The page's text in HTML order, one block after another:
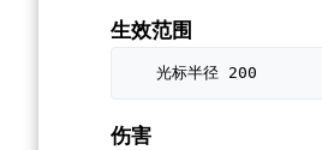
生效范围
伤害